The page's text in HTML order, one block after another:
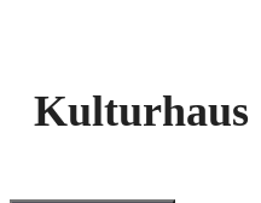
Kulturhaus